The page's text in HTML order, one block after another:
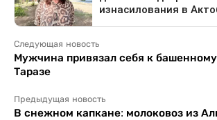
Следующая новость
Мужчина привязал себя к
Таразе
Предыдущая новость
В снежном капкане: молоковоз из